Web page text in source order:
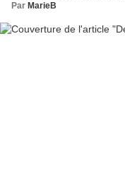
Par MarieB